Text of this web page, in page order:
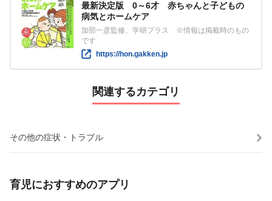
最新決定版 0～6才 赤ちゃんと子どもの
病気とホームケア
加部一彦監修、学研プラス ※情報は掲載時のもの
です
https://hon.gakken.jp
関連するカテゴリ
その他の症状・トラブル
育児におすすめのアプリ